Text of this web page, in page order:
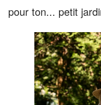
pour ton... petit